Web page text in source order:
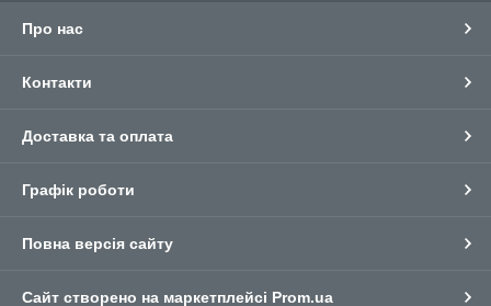
Про нас
Контакти
Доставка та оплата
Графік роботи
Повна версія сайту
Сайт створено на маркетплейсі Prom.ua